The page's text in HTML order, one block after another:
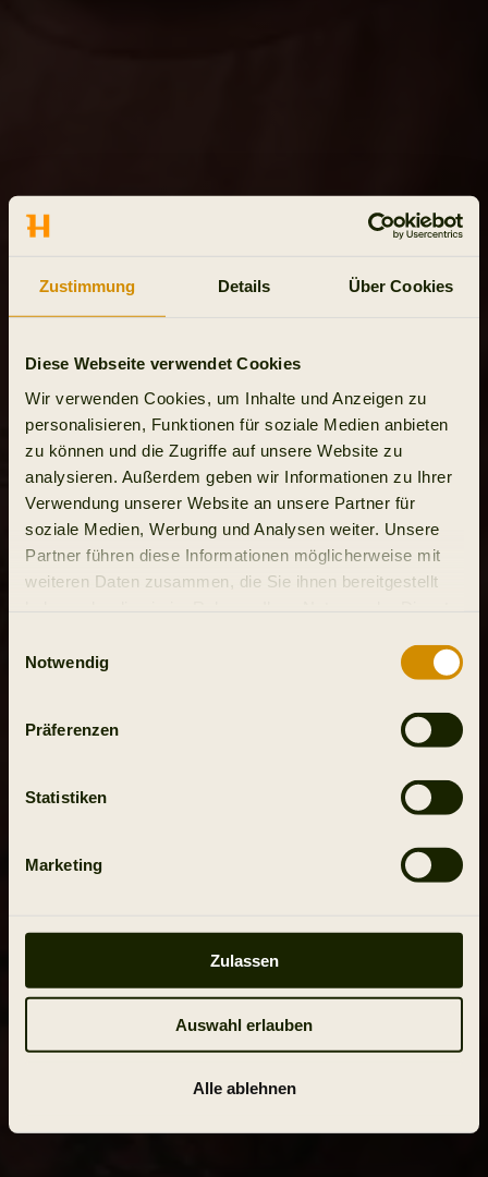
Zustimmung Details Über Cookies
Diese Webseite verwendet Cookies
Wir verwenden Cookies, um Inhalte und Anzeigen zu
personalisieren, Funktionen für soziale Medien anbieten
zu können und die Zugriffe auf unsere Website zu
analysieren. Außerdem geben wir Informationen zu Ihrer
Verwendung unserer Website an unsere Partner für
soziale Medien, Werbung und Analysen weiter. Unsere
Partner führen diese Informationen möglicherweise mit
weiteren Daten zusammen, die Sie ihnen bereitgestellt
Notwendig
Präferenzen
Statistiken
Marketing
Zulassen
Auswahl erlauben
Alle ablehnen